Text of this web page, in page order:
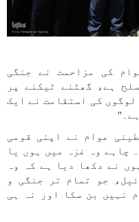
کی مزاحمت نے جنگی
ہے، گھٹنے ٹیکنے پر
کی استقامت نے ایک
عوام نے اپنی قومی
چاہے وہ غزہ میں ہوں یا
نے دکھا دیا ہے کہ وہ
جو تمام تر جنگی و
نہیں بن سکا اور نہ ہی